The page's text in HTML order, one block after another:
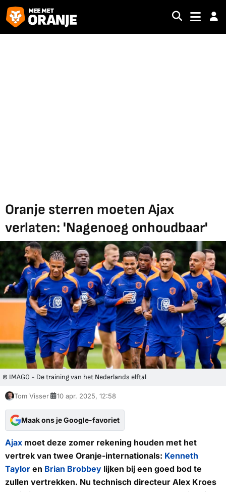
Oranje sterren moeten Ajax
verlaten: 'Nagenoeg onhoudbaar'
© IMAGO - De training van het Nederlands elftal
Tom Visser 10 apr. 2025, 12:58
Maak ons je Google-favoriet
Ajax moet deze zomer rekening houden met het
vertrek van twee Oranje-internationals: Kenneth
Taylor en Brian Brobbey lijken bij een goed bod te
zullen vertrekken. Nu technisch directeur Alex Kroes